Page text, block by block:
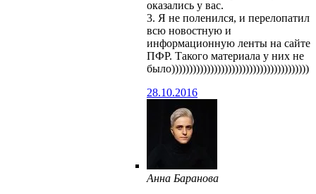
оказались у вас.
3. Я не поленился, и перелопатил
всю новостную и
информационную ленты на сайте
ПФР. Такого материала у них не
было)))))))))))))))))))))))))))))))))))))))
28.10.2016
Анна Баранова